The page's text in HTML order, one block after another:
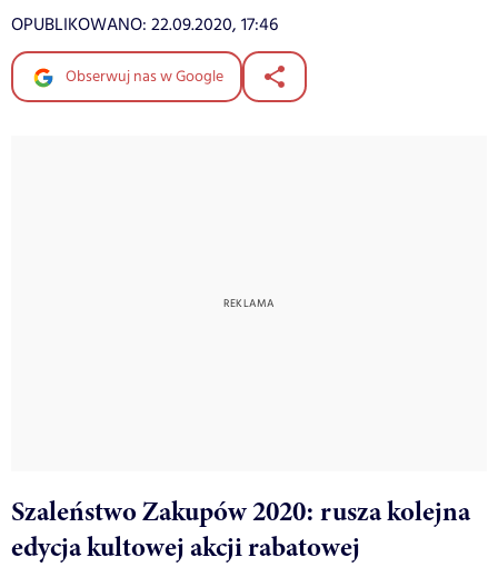
OPUBLIKOWANO: 22.09.2020, 17:46
Obserwuj nas w Google
Szaleństwo Zakupów 2020: rusza kolejna
edycja kultowej akcji rabatowej